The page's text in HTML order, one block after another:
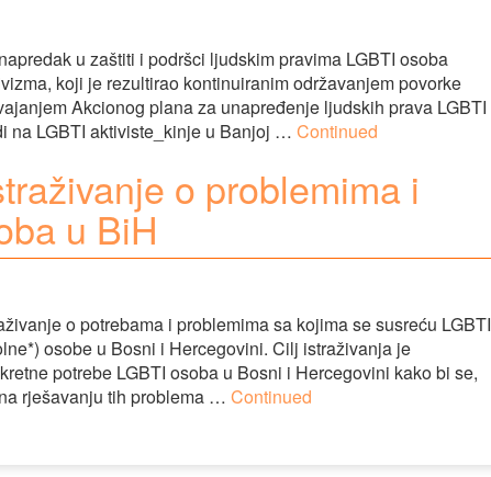
u zaštiti i podršci ljudskim pravima LGBTI osoba
koji je rezultirao kontinuiranim održavanjem povorke
Akcionog plana za unapređenje ljudskih prava LGBTI
na LGBTI aktiviste_kinje u Banjoj … Continued
o problemima i
u BiH
o potrebama i problemima sa kojima se susreću LGBTI
osobe u Bosni i Hercegovini. Cilj istraživanja je
potrebe LGBTI osoba u Bosni i Hercegovini kako bi se,
rješavanju tih problema … Continued